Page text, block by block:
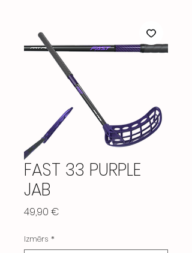
FAST 33 PURPLE
JAB
49,90 €
Izmērs *